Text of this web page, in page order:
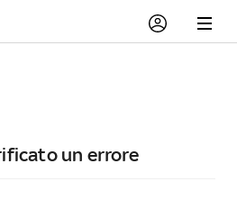
un errore